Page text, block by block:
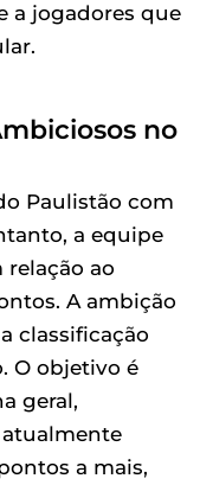
a jogadores que
no
Paulistão com
a equipe
ao
A ambição
classificação
O objetivo é
geral,
a mais,